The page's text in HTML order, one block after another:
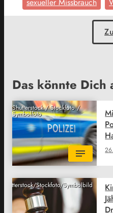
sexueller Missbrauch
Das könnte Dich
Shutterstock / Stockfoto /
Symbolfoto
Shutterstock/Stockfoto/Symbolbild